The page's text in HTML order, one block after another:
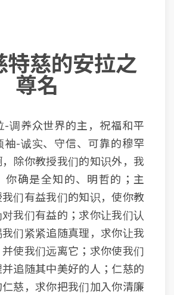
特慈的安拉之
尊名
-调养众世界的主，祝福和平
袖-诚实、守信、可靠的穆罕
除你教授我们的知识外，我
你确是全知的、明哲的；主
们有益我们的知识，使你教
我们有益的；求你让我们认
们紧紧追随真理，求你让我
使我们远离它；求你使我们
追随其中美好的人；仁慈的
慈，求你把我们加入你清廉